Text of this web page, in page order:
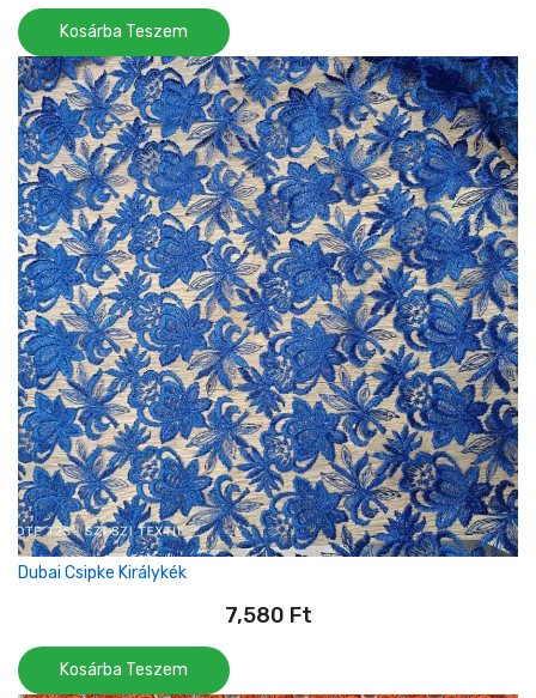
Kosárba Teszem
Dubai Csipke Királykék
7,580 Ft
Kosárba Teszem